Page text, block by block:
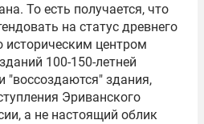
То есть получается, что
на статус древнего
историческим центром
100-150-летней
"воссоздаются" здания,
Эриванского
а не настоящий облик